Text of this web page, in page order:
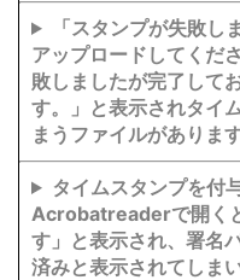
「スタンプが失敗し
アップロードしてくだ
敗しましたが完了して
す。」と表示されタイ
まうファイルがあります
タイムスタンプを付
Acrobatreaderで開く
す」と表示され、署名
済みと表示されてしまい